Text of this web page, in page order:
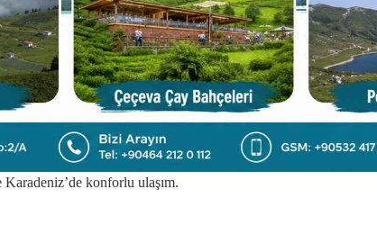
konforlu ulaşım.